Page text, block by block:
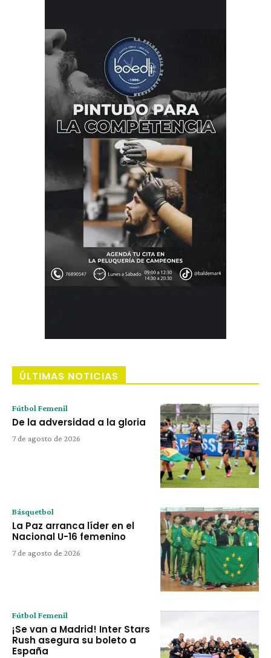
ÚLTIMAS NOTICIAS
Fútbol Femenil
De la adversidad a la gloria
7 de agosto de 2026
Básquetbol
La Paz arranca líder en el
Nacional U-16 femenino
7 de agosto de 2026
Fútbol Femenil
¡Se van a Madrid! Inter Stars
Rush asegura su boleto a
España